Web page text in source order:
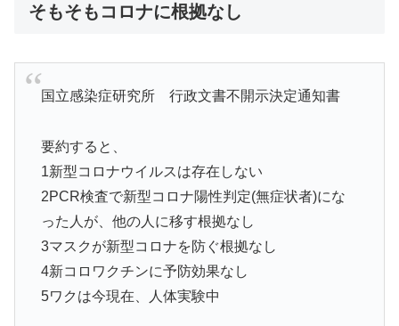
そもそもコロナに根拠なし
国立感染症研究所 行政文書不開示決定通知書
要約すると、
1新型コロナウイルスは存在しない
2PCR検査で新型コロナ陽性判定(無症状者)にな
った人が、他の人に移す根拠なし
3マスクが新型コロナを防ぐ根拠なし
4新コロワクチンに予防効果なし
5ワクは今現在、人体実験中